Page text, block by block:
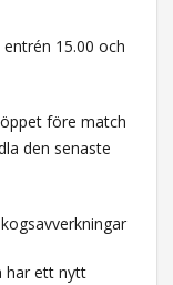
15.00 och
före match
den senaste
har ett nytt